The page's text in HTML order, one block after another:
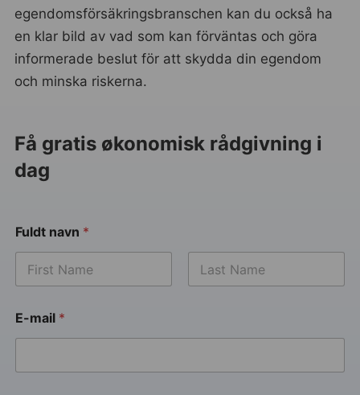
egendomsförsäkringsbranschen kan du också ha
en klar bild av vad som kan förväntas och göra
informerade beslut för att skydda din egendom
och minska riskerna.
Få gratis økonomisk rådgivning i
dag
Fuldt navn *
E-mail *